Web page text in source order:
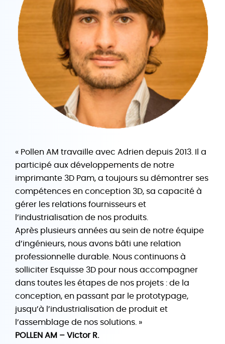
« Pollen AM travaille avec Adrien depuis 2013. Il a
participé aux développements de notre
imprimante 3D Pam, a toujours su démontrer ses
compétences en conception 3D, sa capacité à
gérer les relations fournisseurs et
l’industrialisation de nos produits.
Après plusieurs années au sein de notre équipe
d’ingénieurs, nous avons bâti une relation
professionnelle durable. Nous continuons à
solliciter Esquisse 3D pour nous accompagner
dans toutes les étapes de nos projets : de la
conception, en passant par le prototypage,
jusqu’à l’industrialisation de produit et
l’assemblage de nos solutions. »
POLLEN AM – Victor R.